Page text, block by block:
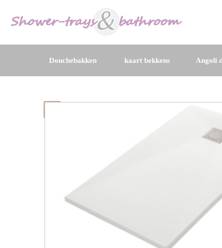
Douchebakken kaart bekkens Angoli